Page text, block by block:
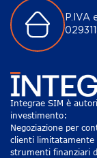
P.IVA
Integrae SIM è
investimento:
Negoziazione per
clienti limitatamente
strumenti finanziari